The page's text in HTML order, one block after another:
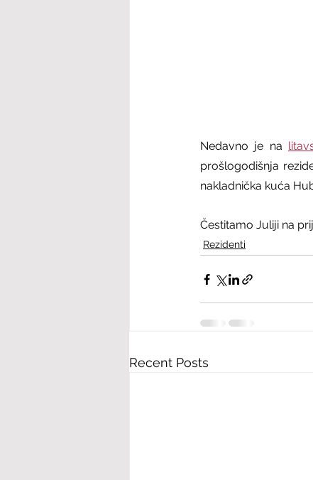
Nedavno je na
prošlogodišnja
nakladnička kuća
Čestitamo Juliji na
Rezidenti
Recent Posts